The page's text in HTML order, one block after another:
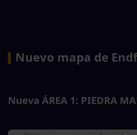
Nuevo mapa de
Nueva ÁREA 1: PIEDRA